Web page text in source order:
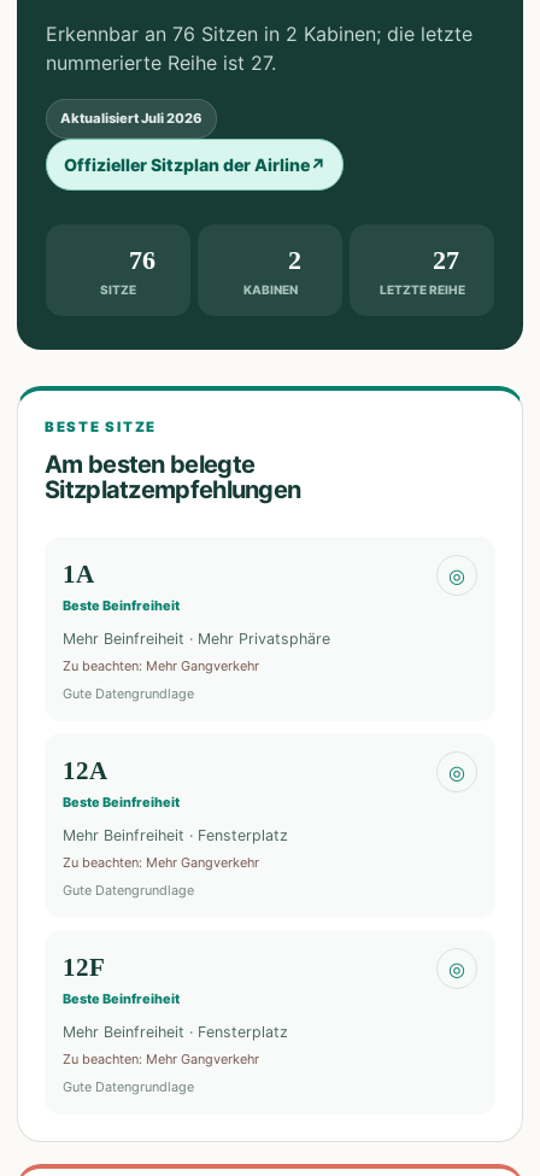
Erkennbar an 76 Sitzen in 2 Kabinen; die letzte
nummerierte Reihe ist 27.
AktualisiertJuli 2026
Offizieller Sitzplan der Airline↗
SITZE
76
KABINEN
2
LETZTE REIHE
27
BESTE SITZE
Am besten belegte
Sitzplatzempfehlungen
1A
Beste Beinfreiheit
◎
Mehr Beinfreiheit · Mehr Privatsphäre
Zu beachten: Mehr Gangverkehr
Gute Datengrundlage
12A
Beste Beinfreiheit
◎
Mehr Beinfreiheit · Fensterplatz
Zu beachten: Mehr Gangverkehr
Gute Datengrundlage
12F
Beste Beinfreiheit
◎
Mehr Beinfreiheit · Fensterplatz
Zu beachten: Mehr Gangverkehr
Gute Datengrundlage